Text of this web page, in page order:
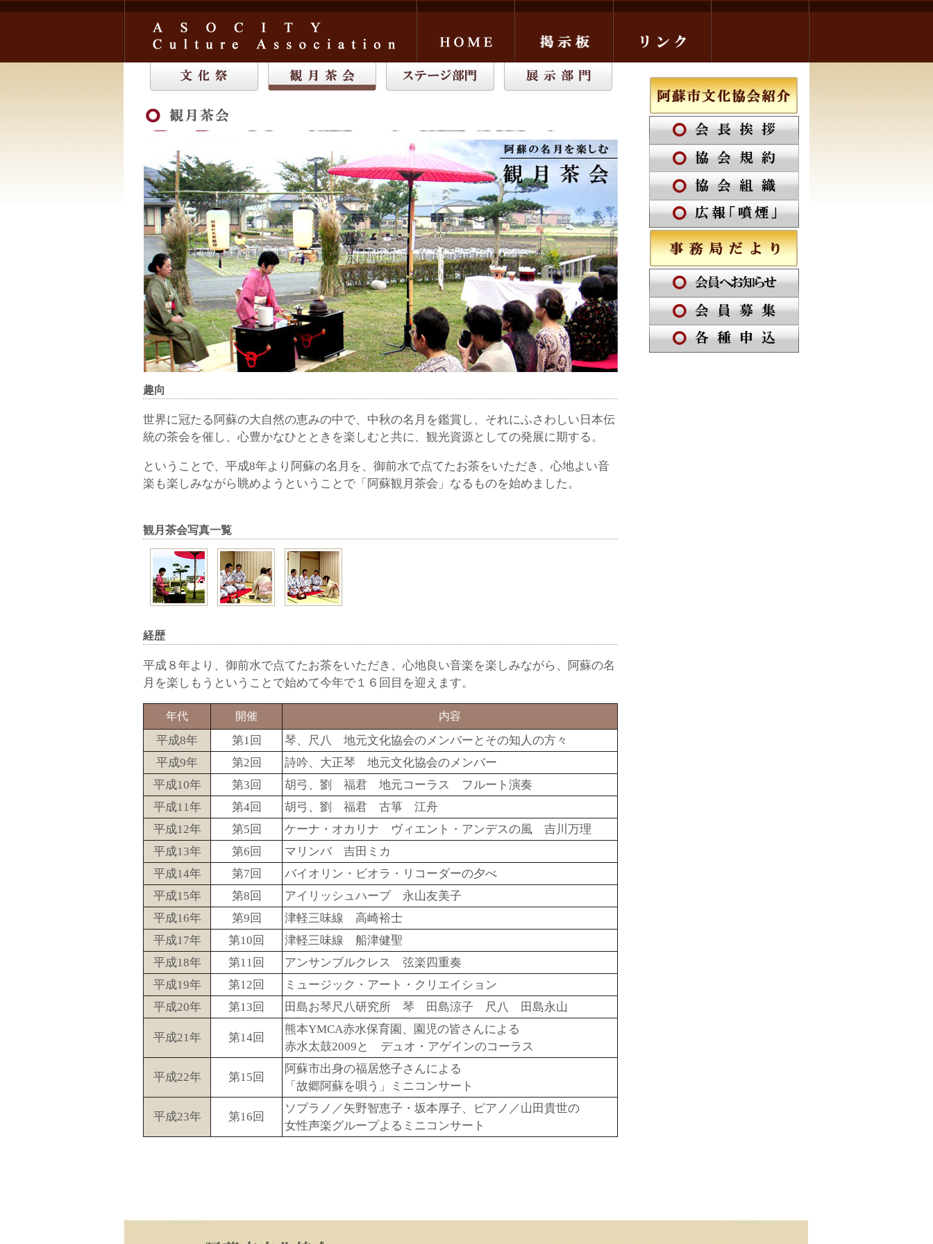
趣向
世界に冠たる阿蘇の大自然の恵みの中で、中秋の名月を鑑賞し、それにふさわしい日本伝
統の茶会を催し、心豊かなひとときを楽しむと共に、観光資源としての発展に期する。
ということで、平成8年より阿蘇の名月を、御前水で点てたお茶をいただき、心地よい音
楽も楽しみながら眺めようということで「阿蘇観月茶会」なるものを始めました。
観月茶会写真一覧
経歴
平成８年より、御前水で点てたお茶をいただき、心地良い音楽を楽しみながら、阿蘇の名
月を楽しもうということで始めて今年で１６回目を迎えます。
年代 開催 内容
平成8年 第1回
琴、尺八 地元文化協会のメンバーとその知人の方々
平成9年
第2回
詩吟、大正琴 地元文化協会のメンバー
平成10年
第3回
胡弓、劉 福君 地元コーラス フルート演奏
平成11年
第4回
胡弓、劉 福君 古箏 江舟
平成12年
第5回
ケーナ・オカリナ ヴィエント・アンデスの風 吉川万理
平成13年
第6回
マリンバ 吉田ミカ
平成14年
第7回
バイオリン・ビオラ・リコーダーの夕べ
平成15年
第8回
アイリッシュハープ 永山友美子
平成16年
第9回
津軽三味線 高崎裕士
平成17年
第10回
津軽三味線 船津健聖
平成18年
第11回
アンサンブルクレス 弦楽四重奏
平成19年
第12回
ミュージック・アート・クリエイション
平成20年
第13回 田島お琴尺八研究所 琴 田島涼子 尺八 田島永山
平成21年 第14回
熊本YMCA赤水保育園、園児の皆さんによる
赤水太鼓2009と デュオ・アゲインのコーラス
平成22年 第15回
阿蘇市出身の福居悠子さんによる
「故郷阿蘇を唄う」ミニコンサート
平成23年 第16回
ソプラノ／矢野智恵子・坂本厚子、ピアノ／山田貴世の
女性声楽グループよるミニコンサート